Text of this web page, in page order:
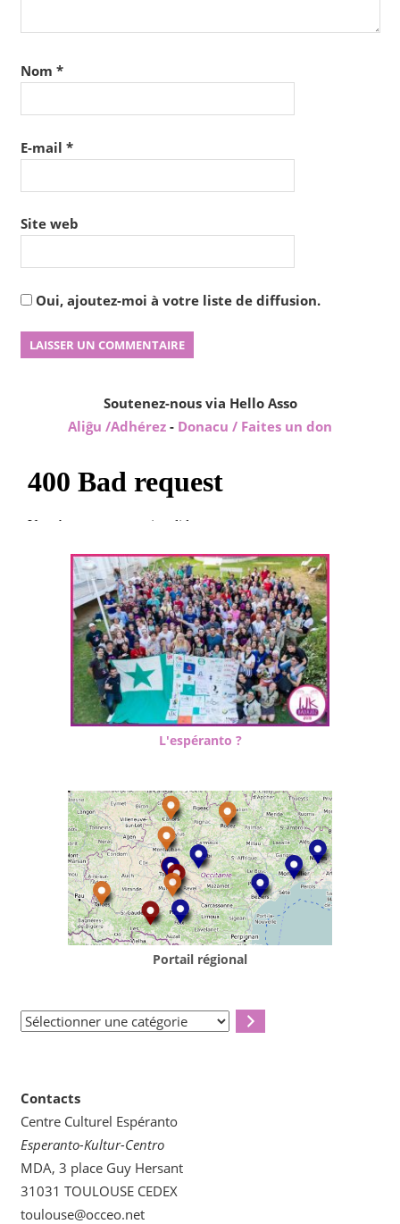
Nom *
E-mail *
Site web
Oui, ajoutez-moi à votre liste de diffusion.
Soutenez-nous via Hello Asso
Aliĝu /Adhérez - Donacu / Faites un don
L'espéranto ?
Portail régional
Sélectionner
Contacts
Centre Culturel Espéranto
Esperanto-Kultur-Centro
MDA, 3 place Guy Hersant
31031 TOULOUSE CEDEX
toulouse@occeo.net